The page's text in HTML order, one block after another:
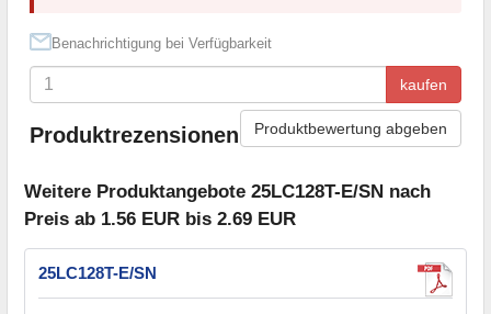
Benachrichtigung bei Verfügbarkeit
kaufen
Produktrezensionen Produktbewertung abgeben
Weitere Produktangebote 25LC128T-E/SN nach
Preis ab 1.56 EUR bis 2.69 EUR
25LC128T-E/SN